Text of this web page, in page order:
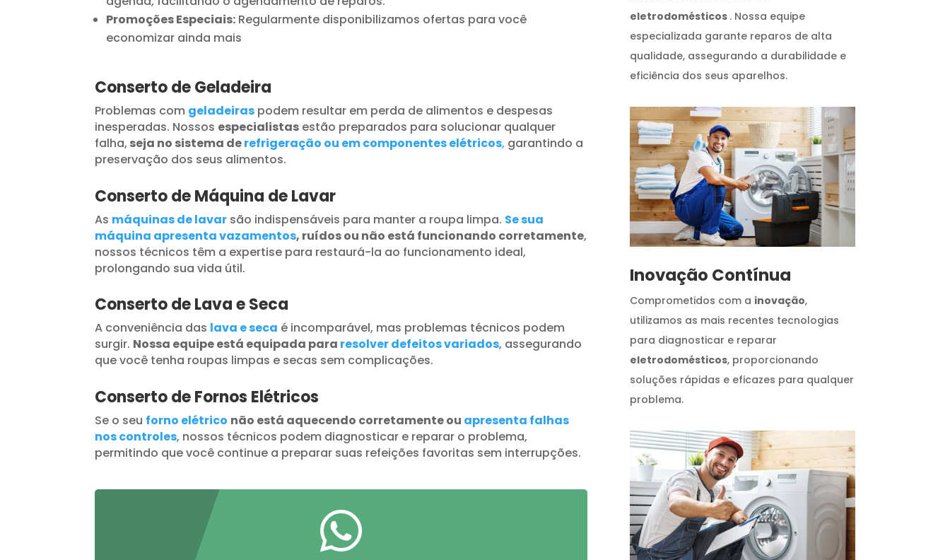
Promoções Especiais: Regularmente disponibilizamos ofertas para você
economizar ainda mais
Conserto de Geladeira
Problemas com geladeiras podem resultar em perda de alimentos e despesas
inesperadas. Nossos especialistas estão preparados para solucionar qualquer
falha, seja no sistema derefrigeração ou em componentes elétricos, garantindo a
preservação dos seus alimentos.
Conserto de Máquina de Lavar
As máquinas de lavar são indispensáveis para manter a roupa limpa. Se sua
máquina apresenta vazamentos, ruídos ou não está funcionando corretamente,
nossos técnicos têm a expertise para restaurá-la ao funcionamento ideal,
prolongando sua vida útil.
Conserto de Lava e Seca
A conveniência das lava e seca é incomparável, mas problemas técnicos podem
surgir. Nossa equipe está equipada para resolver defeitos variados, assegurando
que você tenha roupas limpas e secas sem complicações.
Conserto de Fornos Elétricos
Se o seu forno elétrico não está aquecendo corretamente ou apresenta falhas
nos controles, nossos técnicos podem diagnosticar e reparar o problema,
permitindo que você continue a preparar suas refeições favoritas sem interrupções.

eletrodomésticos . Nossa equipe
especializada garante reparos de alta
qualidade, assegurando a durabilidade e
eficiência dos seus aparelhos.
Inovação Contínua
Comprometidos com a inovação,
utilizamos as mais recentes tecnologias
para diagnosticar e reparar
eletrodomésticos, proporcionando
soluções rápidas e eficazes para qualquer
problema.